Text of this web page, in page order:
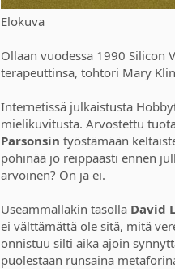
Elokuva
Ollaan vuodessa 1990 Silicon
terapeuttinsa, tohtori Mary
Internetissä julkaistusta
mielikuvitusta. Arvostettu
Parsonsin työstämään
pöhinää jo reippaasti ennen
arvoinen? On ja ei.
Useammallakin tasolla David
ei välttämättä ole sitä, mitä
onnistuu silti aika ajoin
puolestaan runsaina